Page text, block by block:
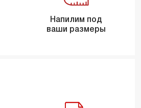
Напилим под
ваши размеры